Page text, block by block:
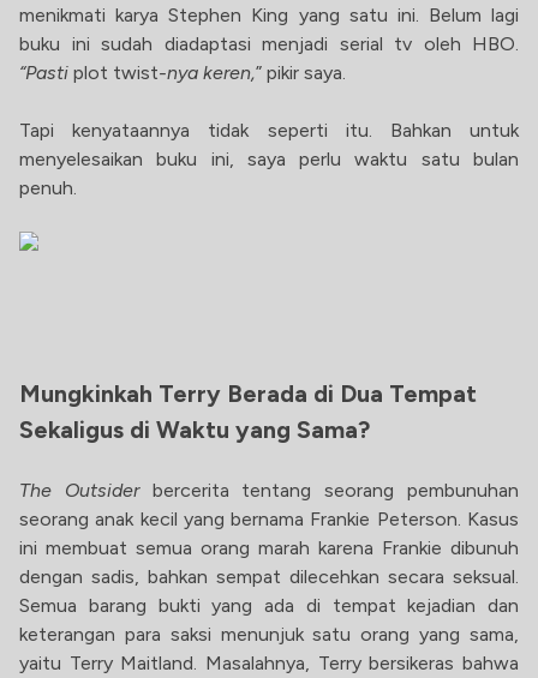
menikmati karya Stephen King yang satu ini. Belum lagi
buku ini sudah diadaptasi menjadi serial tv oleh HBO.
“Pasti plot twist-nya keren,” pikir saya.
Tapi kenyataannya tidak seperti itu. Bahkan untuk
menyelesaikan buku ini, saya perlu waktu satu bulan
penuh.
Mungkinkah Terry Berada di Dua Tempat
Sekaligus di Waktu yang Sama?
The Outsider bercerita tentang seorang pembunuhan
seorang anak kecil yang bernama Frankie Peterson. Kasus
ini membuat semua orang marah karena Frankie dibunuh
dengan sadis, bahkan sempat dilecehkan secara seksual.
Semua barang bukti yang ada di tempat kejadian dan
keterangan para saksi menunjuk satu orang yang sama,
yaitu Terry Maitland. Masalahnya, Terry bersikeras bahwa